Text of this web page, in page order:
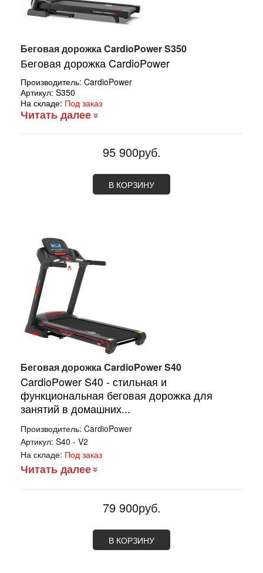
Беговая дорожка CardioPower S350
Беговая дорожкаCardioPower
Производитель: CardioPower
Артикул: S350
На складе: Под заказ
Читать далее
95 900руб.
В КОРЗИНУ
Беговая дорожка CardioPower S40
CardioPower S40 - стильная и
функциональная беговая дорожка для
занятий в домашних...
Производитель: CardioPower
Артикул: S40 - V2
На складе: Под заказ
Читать далее
79 900руб.
В КОРЗИНУ